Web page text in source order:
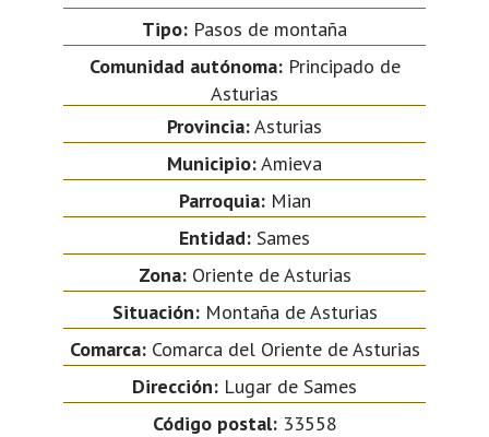
Tipo: Pasos de montaña
Comunidad autónoma:Principado de
Asturias
Provincia:Asturias
Municipio:Amieva
Parroquia:Mian
Entidad: Sames
Zona:Oriente de Asturias
Situación:Montaña de Asturias
Comarca:Comarca del Oriente de Asturias
Dirección: Lugar de Sames
Código postal:33558